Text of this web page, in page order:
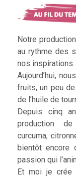
Notre
au rythme des
nos inspirations.
Aujourd’hui,
fruits, un peu
de l’huile de
Depuis cinq
production
curcuma,
bientôt encore
passion qui
Et moi je crée